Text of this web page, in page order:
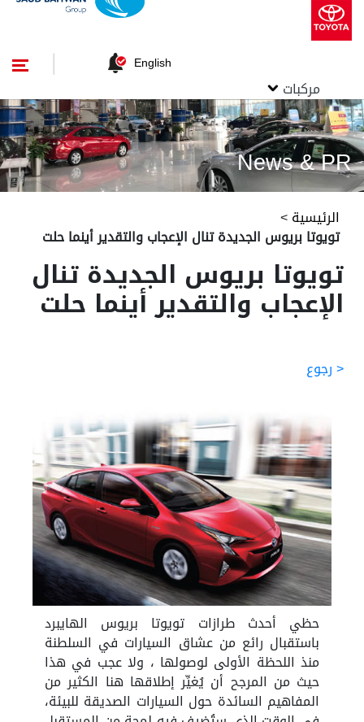
مركبات
English
News & PR
الرئيسية>
تويوتا بريوس الجديدة تنال الإعجاب والتقدير أينما حلت
تويوتا بريوس الجديدة تنال
الإعجاب والتقدير أينما حلت
< رجوع
حظي أحدث طرازات تويوتا بريوس الهايبرد
باستقبال رائع من عشاق السيارات في السلطنة
منذ اللحظة الأولى لوصولها ، ولا عجب في هذا
حيث من المرجح أن يُغيِّر إطلاقها هنا الكثير من
المفاهيم السائدة حول السيارات الصديقة للبيئة،